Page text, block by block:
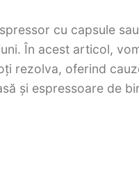
cu capsule
În acest articol,
rezolva, oferind
și espressoare de